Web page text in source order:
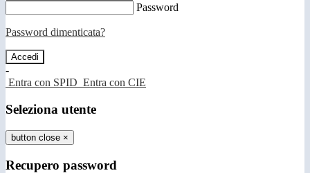
Password
Password dimenticata?
-
Entra con SPID Entra con CIE
Seleziona utente
button close ×
Recupero password